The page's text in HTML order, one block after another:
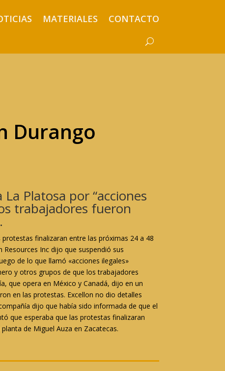
MATERIALES CONTACTO
Durango
Platosa por “acciones
trabajadores fueron
finalizaran entre las próximas 24 a 48
Resources Inc dijo que suspendió sus
de lo que llamó «acciones ilegales»
y otros grupos de que los trabajadores
que opera en México y Canadá, dijo en un
en las protestas. Excellon no dio detalles
dijo que había sido informada de que el
que esperaba que las protestas finalizaran
de Miguel Auza en Zacatecas.